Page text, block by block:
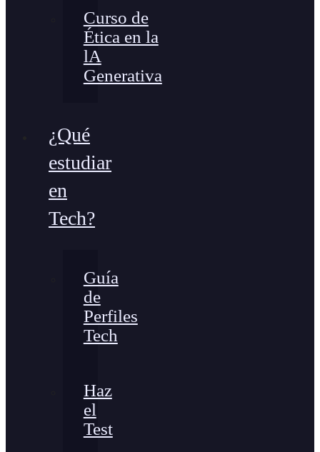
Curso de
Ética en la
lA
Generativa
¿Qué
estudiar
en
Tech?
Guía
de
Perfiles
Tech
Haz
el
Test